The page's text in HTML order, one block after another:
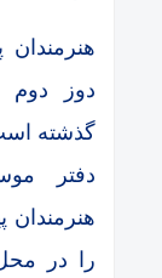
دوز دوم
گذشته
دفتر
را در